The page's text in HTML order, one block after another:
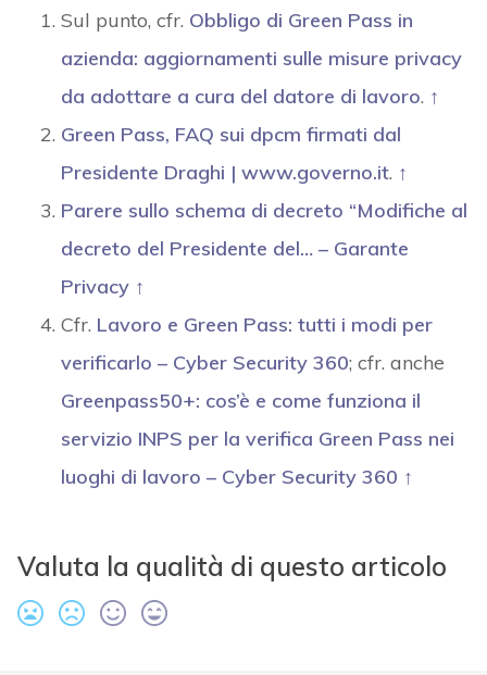
Sul punto, cfr. Obbligo di Green Pass in
azienda: aggiornamenti sulle misure privacy
da adottare a cura del datore di lavoro. ↑
Green Pass, FAQ sui dpcm firmati dal
Presidente Draghi | www.governo.it. ↑
Parere sullo schema di decreto “Modifiche al
decreto del Presidente del… – Garante
Privacy ↑
Cfr. Lavoro e Green Pass: tutti i modi per
verificarlo – Cyber Security 360; cfr. anche
Greenpass50+: cos’è e come funziona il
servizio INPS per la verifica Green Pass nei
luoghi di lavoro – Cyber Security 360 ↑
Valuta la qualità di questo articolo